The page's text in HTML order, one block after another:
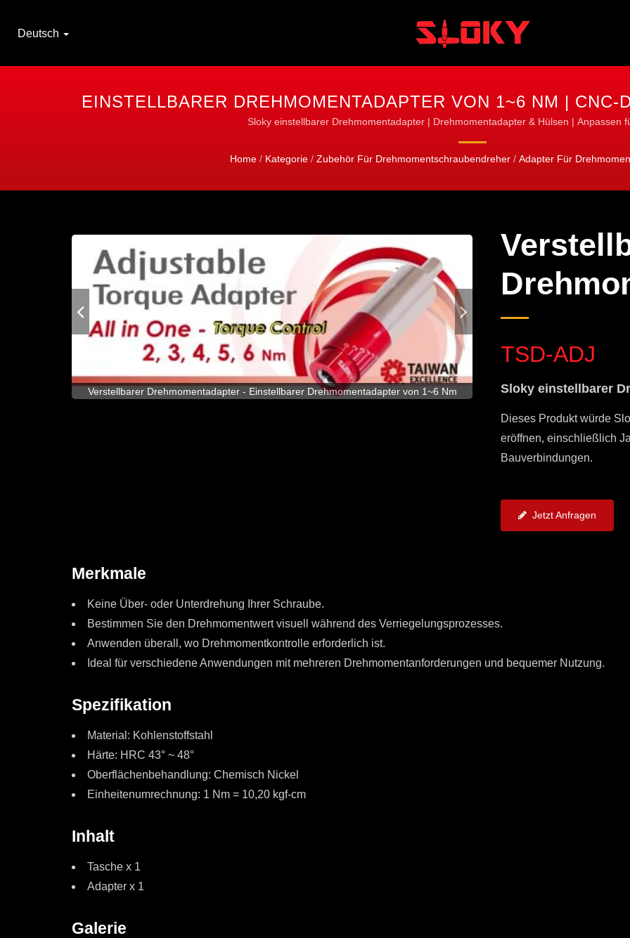
Deutsch
EINSTELLBARER DREHMOMENTADAPTER VON 1~6 NM | CNC-
FÜR DIE BEARBEITUNG, DREHEN &
Sloky einstellbarer Drehmomentadapter | Drehmomentadapter & Hülsen | Anpassen
Home / Kategorie / Zubehör Für Drehmomentschraubendreher / Adapter Für
Verstellbarer Drehmomentadapter - Einstellbarer Drehmomentadapter von 1~6 Nm
Brandneues Konzept
TSD-ADJ
Sloky einstellbarer
Dieses Produkt würde
eröffnen, einschließlich
Bauverbindungen.
Jetzt Anfragen
Merkmale
Keine Über- oder Unterdrehung Ihrer Schraube.
Bestimmen Sie den Drehmomentwert visuell während des Verriegelungsprozesses.
Anwenden überall, wo Drehmomentkontrolle erforderlich ist.
Ideal für verschiedene Anwendungen mit mehreren Drehmomentanforderungen und bequemer Nutzung.
Spezifikation
Material: Kohlenstoffstahl
Härte: HRC 43° ~ 48°
Oberflächenbehandlung: Chemisch Nickel
Einheitenumrechnung: 1 Nm = 10,20 kgf-cm
Inhalt
Tasche x 1
Adapter x 1
Galerie